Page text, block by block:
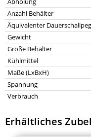
Anzahl Behälter
Äquivalenter
Gewicht
Größe Behälter
Kühlmittel
Maße (LxBxH)
Spannung
Verbrauch
Erhältliches